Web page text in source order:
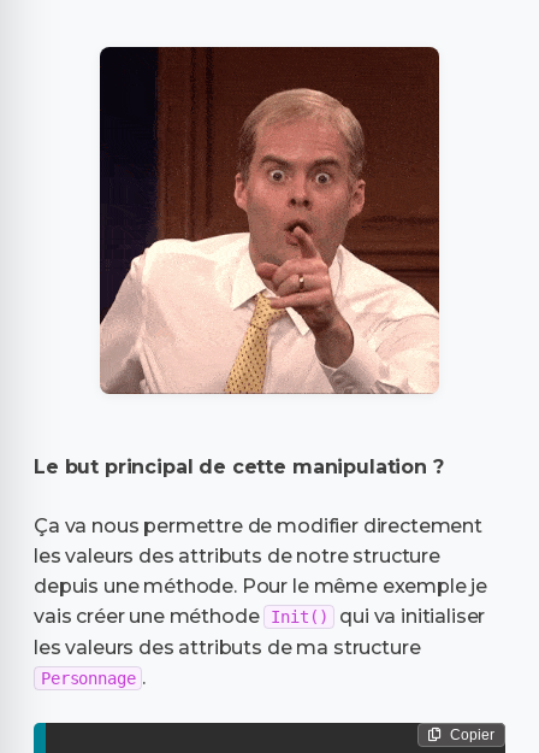
Le but principal de cette manipulation ?
Ça va nous permettre de modifier directement
les valeurs des attributs de notre structure
depuis une méthode. Pour le même exemple je
vais créer une méthode
Init()
qui va initialiser
les valeurs des attributs de ma structure
Personnage .
Copier